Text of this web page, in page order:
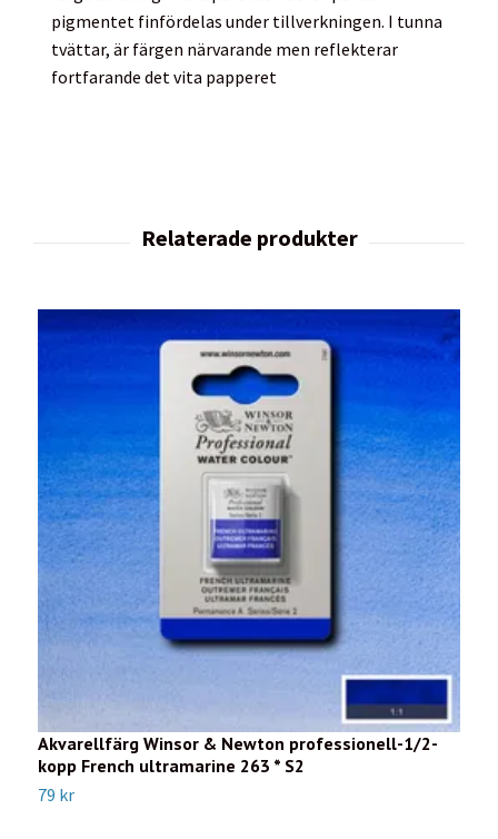
pigmentet finfördelas under tillverkningen. I tunna
tvättar, är färgen närvarande men reflekterar
fortfarande det vita papperet
Akvarellfärg Winsor & Newton professionell-1/2-
kopp French ultramarine 263 * S2
79 kr